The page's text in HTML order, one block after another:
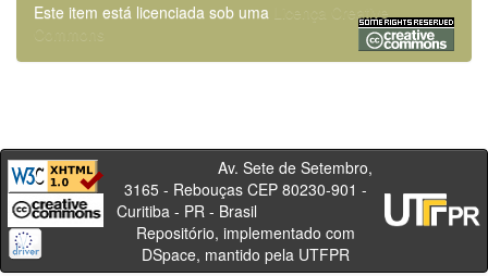
Este item está licenciada sob uma
Licença Creative
Commons
Av. Sete de Setembro,
3165 - Rebouças CEP 80230-901 -
Curitiba - PR - Brasil
Repositório, implementado com
DSpace, mantido pela UTFPR